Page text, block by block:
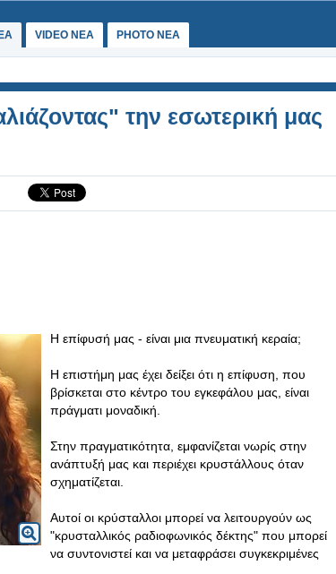
VIDEO NEA PHOTO NEA
την εσωτερική μας
Η επίφυσή μας - είναι μια πνευματική κεραία;
Η επιστήμη μας έχει δείξει ότι η επίφυση, που
βρίσκεται στο κέντρο του εγκεφάλου μας, είναι
πράγματι μοναδική.
Στην πραγματικότητα, εμφανίζεται νωρίς στην
ανάπτυξή μας και περιέχει κρυστάλλους όταν
σχηματίζεται.
Αυτοί οι κρύσταλλοι μπορεί να λειτουργούν ως
"κρυσταλλικός ραδιοφωνικός δέκτης" που μπορεί
να συντονιστεί και να μεταφράσει συγκεκριμένες